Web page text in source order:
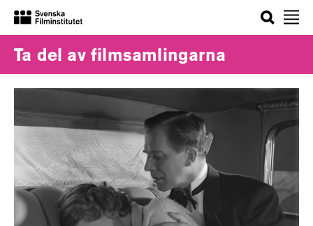
Sök
Ta del av filmsamlingarna